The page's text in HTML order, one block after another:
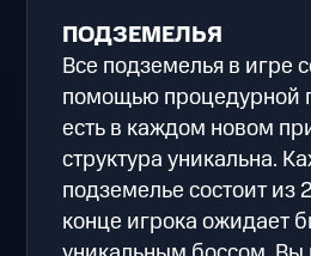
ПОДЗЕМЕЛЬЯ
Все подземелья в игре
помощью процедурной
есть в каждом новом
структура уникальна.
подземелье состоит из
конце игрока ожидает